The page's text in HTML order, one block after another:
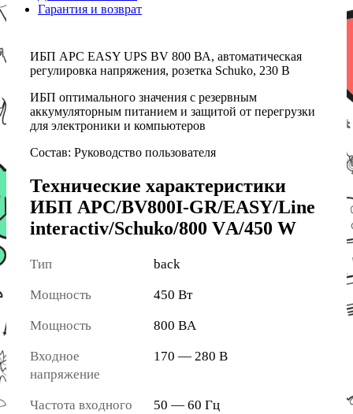
Гарантия и возврат
ИБП APC EASY UPS BV 800 ВА, автоматическая
регулировка напряжения, розетка Schuko, 230 В
ИБП оптимального значения с резервным
аккумуляторным питанием и защитой от перегрузки
для электроники и компьютеров
Состав: Руководство пользователя
Технические характеристики
ИБП APC/BV800I-GR/EASY/Line
interactiv/Schuko/800 VА/450 W
Тип back
Мощность 450 Вт
Мощность 800 ВA
Входное
напряжение
170 — 280 В
Частота входного
50 — 60 Гц